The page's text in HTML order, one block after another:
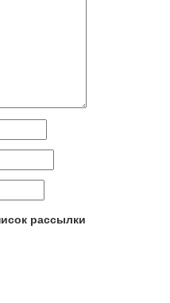
рассылки